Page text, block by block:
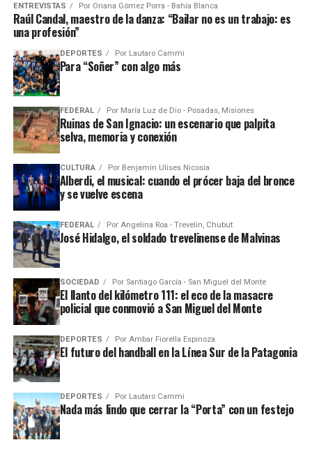
ENTREVISTAS Por Oriana Gómez Porra - Bahía Blanca
Raúl Candal, maestro de la danza: “Bailar no es un trabajo: es
una profesión”
DEPORTES Por Lautaro Cammi
Para “Soñer” con algo más
FEDERAL Por María Luz de Dio - Posadas, Misiones
Ruinas de San Ignacio: un escenario que palpita
selva, memoria y conexión
CULTURA Por Benjamín Ulises Nicosia
Alberdi, el musical: cuando el prócer baja del bronce
y se vuelve escena
FEDERAL Por Angelina Roa - Trevelin, Chubut
José Hidalgo, el soldado trevelinense de Malvinas
SOCIEDAD Por Santiago García - San Miguel del Monte
El llanto del kilómetro 111: el eco de la masacre
policial que conmovió a San Miguel del Monte
DEPORTES Por Ambar Fiorella Espinoza
El futuro del handball en la Línea Sur de la Patagonia
DEPORTES Por Lautaro Cammi
Nada más lindo que cerrar la “Porta” con un festejo